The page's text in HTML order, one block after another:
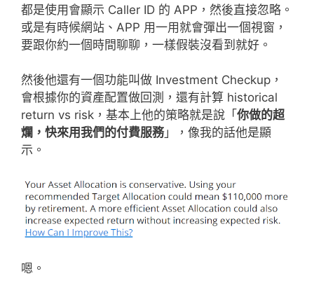
都是使用會顯示 Caller ID 的 APP，然後直接忽略。
或是有時候網站、APP 用一用就會彈出一個視窗，
要跟你約一個時間聊聊，一樣假裝沒看到就好。
然後他還有一個功能叫做 Investment Checkup，
會根據你的資產配置做回測，還有計算 historical
return vs risk，基本上他的策略就是說「 你做的超
爛，快來用我們的付費服務」，像我的話他是顯
示。
嗯。